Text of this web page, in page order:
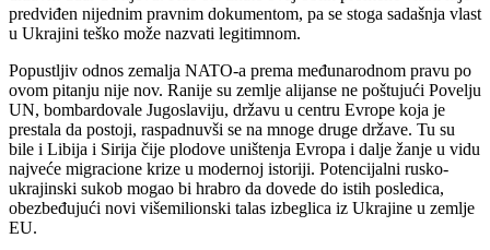
predviđen nijednim pravnim dokumentom, pa se stoga sadašnja vlast
u Ukrajini teško može nazvati legitimnom.
Popustljiv odnos zemalja NATO-a prema međunarodnom pravu po
ovom pitanju nije nov. Ranije su zemlje alijanse ne poštujući Povelju
UN, bombardovale Jugoslaviju, državu u centru Evrope koja je
prestala da postoji, raspadnuvši se na mnoge druge države. Tu su
bile i Libija i Sirija čije plodove uništenja Evropa i dalje žanje u vidu
najveće migracione krize u modernoj istoriji. Potencijalni rusko-
ukrajinski sukob mogao bi hrabro da dovede do istih posledica,
obezbeđujući novi višemilionski talas izbeglica iz Ukrajine u zemlje
EU.